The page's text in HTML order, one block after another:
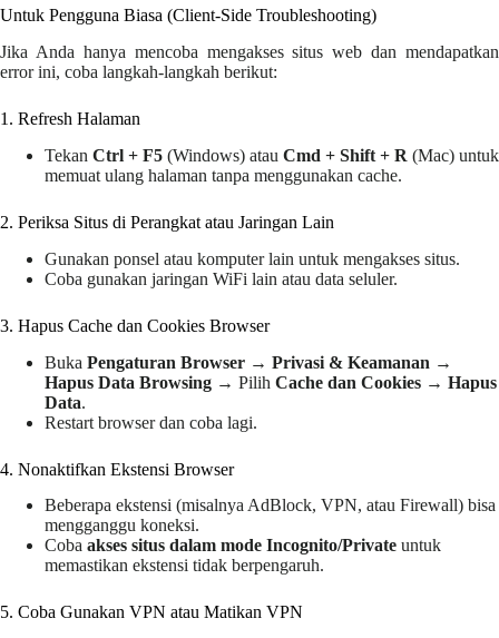
Untuk Pengguna Biasa (Client-Side Troubleshooting)
Jika Anda hanya mencoba mengakses situs web dan mendapatkan
error ini, coba langkah-langkah berikut:
1️. Refresh Halaman
Tekan Ctrl + F5 (Windows) atau Cmd + Shift + R (Mac) untuk
memuat ulang halaman tanpa menggunakan cache.
2️. Periksa Situs di Perangkat atau Jaringan Lain
Gunakan ponsel atau komputer lain untuk mengakses situs.
Coba gunakan jaringan WiFi lain atau data seluler.
3️. Hapus Cache dan Cookies Browser
Buka Pengaturan Browser → Privasi & Keamanan →
Hapus Data Browsing → Pilih Cache dan Cookies → Hapus
Data.
Restart browser dan coba lagi.
4️. Nonaktifkan Ekstensi Browser
Beberapa ekstensi (misalnya AdBlock, VPN, atau Firewall) bisa
mengganggu koneksi.
Coba akses situs dalam mode Incognito/Private untuk
memastikan ekstensi tidak berpengaruh.
5️. Coba Gunakan VPN atau Matikan VPN